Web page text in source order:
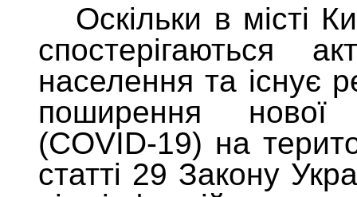
Оскільки в місті
спостерігаються
населення та існує
поширення нової
(COVID-19) на
статті 29 Закону